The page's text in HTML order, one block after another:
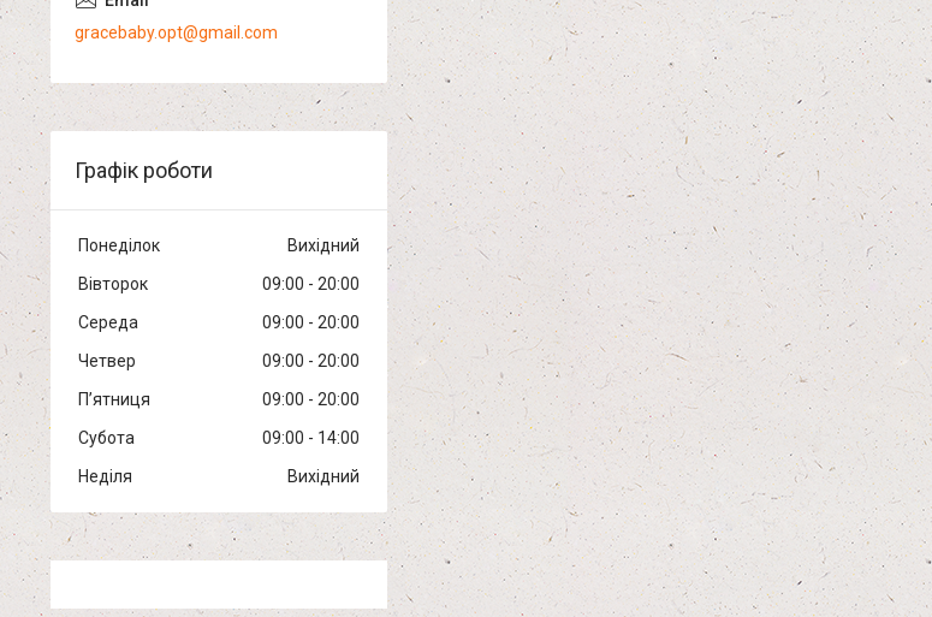
gracebaby.opt@gmail.com
Графік роботи
Понеділок
Вихідний
Вівторок
09:00
20:00
Середа
09:00
20:00
Четвер
09:00
20:00
Пʼятниця
09:00
20:00
Субота
09:00
14:00
Неділя
Вихідний